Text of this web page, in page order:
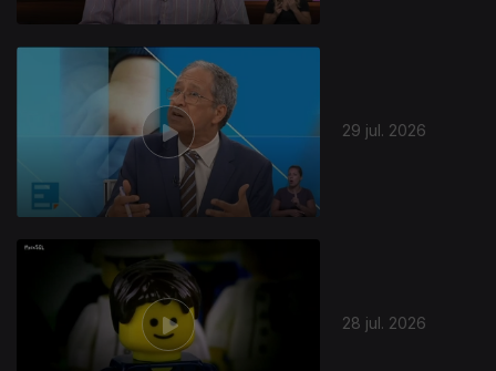
29 jul. 2026
28 jul. 2026